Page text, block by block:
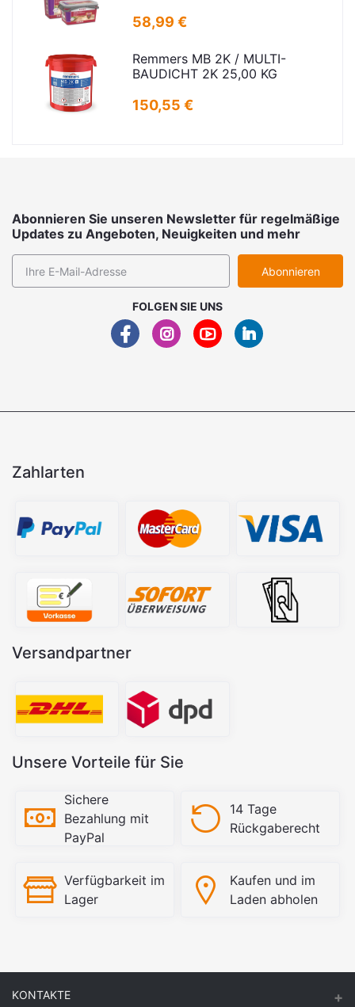
58,99 €
Remmers MB 2K / MULTI-
BAUDICHT 2K 25,00 KG
150,55 €
Abonnieren Sie unseren Newsletter für regelmäßige
Updates zu Angeboten, Neuigkeiten und mehr
Abonnieren
FOLGEN SIE UNS
Zahlarten
Versandpartner
Unsere Vorteile für Sie
Sichere
Bezahlung mit
PayPal
14 Tage
Rückgaberecht
Verfügbarkeit im
Lager
Kaufen und im
Laden abholen
KONTAKTE